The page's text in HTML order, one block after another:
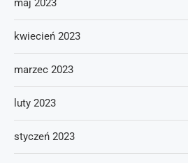
maj 2023
kwiecień 2023
marzec 2023
luty 2023
styczeń 2023